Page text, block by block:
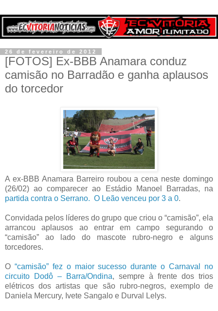
26 de fevereiro de 2012
[FOTOS] Ex-BBB Anamara conduz
camisão no Barradão e ganha aplausos
do torcedor
A ex-BBB Anamara Barreiro roubou a cena neste domingo
(26/02) ao comparecer ao Estádio Manoel Barradas, na
partida contra o Serrano. O Leão venceu por 3 a 0.
Convidada pelos líderes do grupo que criou o “camisão”, ela
arrancou aplausos ao entrar em campo segurando o
“camisão” ao lado do mascote rubro-negro e alguns
torcedores.
O “camisão” fez o maior sucesso durante o Carnaval no
circuito Dodô – Barra/Ondina, sempre à frente dos trios
elétricos dos artistas que são rubro-negros, exemplo de
Daniela Mercury, Ivete Sangalo e Durval Lelys.